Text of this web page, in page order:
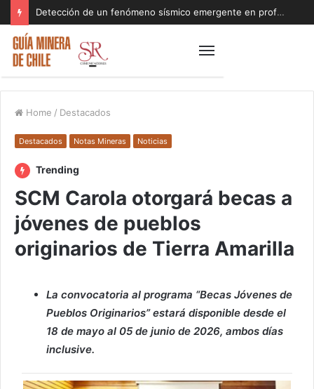
Detección de un fenómeno sísmico emergente en profundidad con riesgos diferentes a los conocidos paraliza Andes Norte
Home / Destacados
Destacados Notas Mineras Noticias
Trending
SCM Carola otorgará becas a
jóvenes de pueblos
originarios de Tierra Amarilla
La convocatoria al programa “Becas Jóvenes de
Pueblos Originarios” estará disponible desde el
18 de mayo al 05 de junio de 2026, ambos días
inclusive.